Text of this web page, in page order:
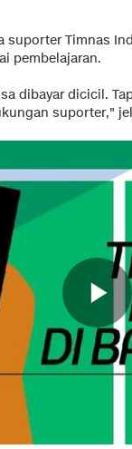
suporter Timnas
pembelajaran.
dibayar dicicil.
suporter,"